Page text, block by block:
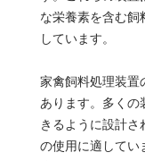
な栄養素を含む飼
しています。
家禽飼料処理装置
あります。多くの
きるように設計
の使用に適してい